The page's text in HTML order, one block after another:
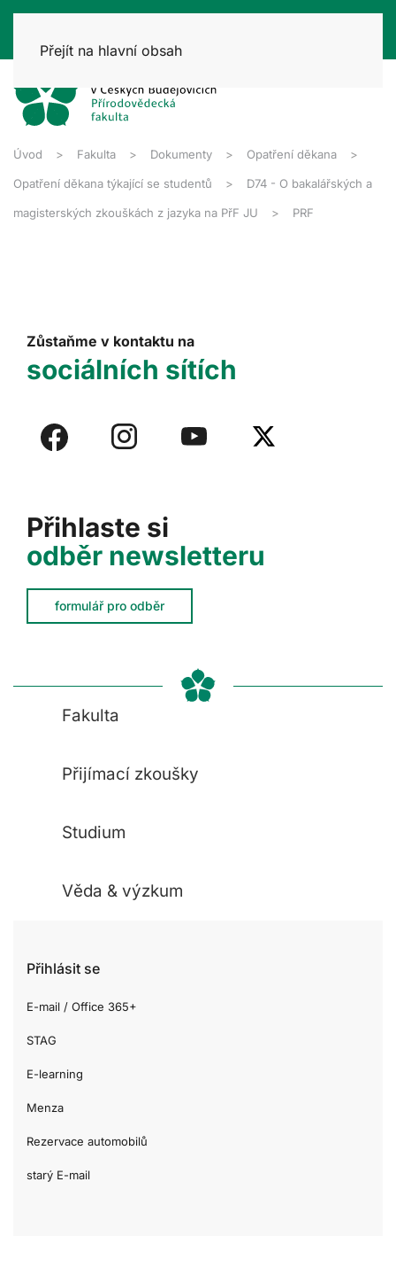
Přejít na hlavní obsah
Úvod Fakulta Dokumenty Opatření děkana
Opatření děkana týkající se studentů D74 - O bakalářských a
magisterských zkouškách z jazyka na PřF JU PRF
Přihlaste si
odběr newsletteru
formulář pro odběr
Zůstaňme v kontaktu na
sociálních sítích
Fakulta
Přijímací zkoušky
Studium
Věda & výzkum
Přihlásit se
E-mail / Office 365+
STAG
E-learning
Menza
Rezervace automobilů
starý E-mail